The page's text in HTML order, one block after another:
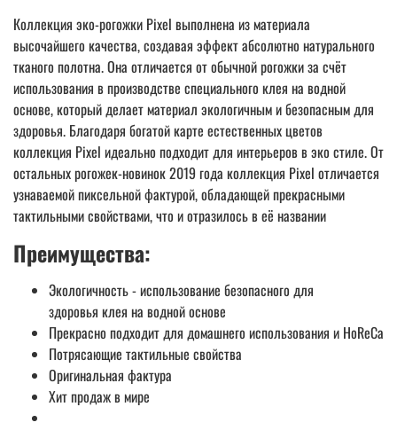
Коллекция эко-рогожки Pixel выполнена из материала
высочайшего качества, создавая эффект абсолютно натурального
тканого полотна. Она отличается от обычной рогожки за счёт
использования в производстве специального клея на водной
основе, который делает материал экологичным и безопасным для
здоровья. Благодаря богатой карте естественных цветов
коллекция Pixel идеально подходит для интерьеров в эко стиле. От
остальных рогожек-новинок 2019 года коллекция Pixel отличается
узнаваемой пиксельной фактурой, обладающей прекрасными
тактильными свойствами, что и отразилось в её названии
Преимущества:
Экологичность - использование безопасного для
здоровья клея на водной основе
Прекрасно подходит для домашнего использования и HoReCa
Потрясающие тактильные свойства
Оригинальная фактура
Хит продаж в мире